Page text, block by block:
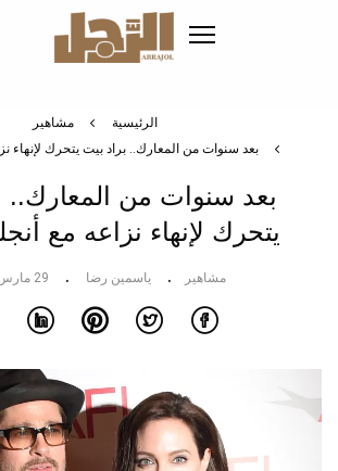
الرئيسية
مشاهير
بعد سنوات من المعارك.. براد بيت يتحرك لإنهاء
بعد سنوات من المعارك..
يتحرك لإنهاء نزاعه مع
مشاهير ياسمين رضا 29 مارس 2026